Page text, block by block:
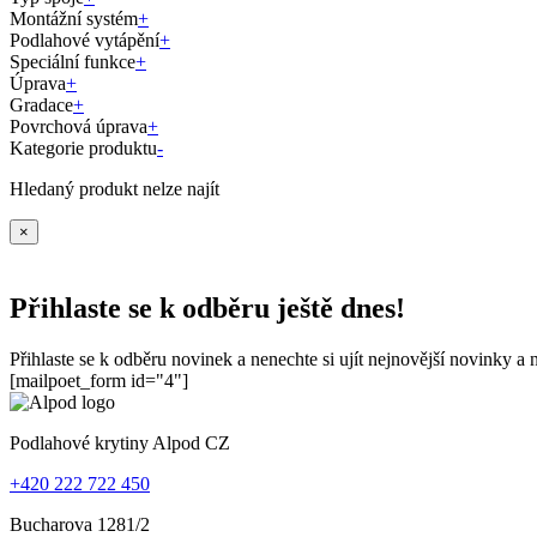
Montážní systém+
Podlahové vytápění+
Speciální funkce+
Úprava+
Gradace+
Povrchová úprava+
Kategorie produktu-
Hledaný produkt nelze najít
×
Přihlaste se k odběru ještě dnes!
Přihlaste se k odběru novinek a nenechte si ujít nejnovější novinky a
[mailpoet_form id="4"]
Podlahové krytiny Alpod CZ
+420 222 722 450
Bucharova 1281/2